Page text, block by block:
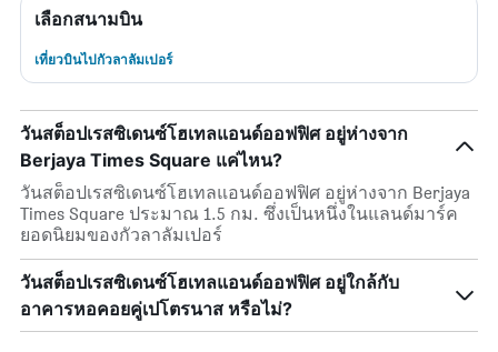
เลือกสนามบิน
เที่ยวบินไปกัวลาลัมเปอร์
วันสต็อปเรสซิเดนซ์โฮเทลแอนด์ออฟฟิศ อยู่ห่างจาก
Berjaya Times Square แค่ไหน?
วันสต็อปเรสซิเดนซ์โฮเทลแอนด์ออฟฟิศ อยู่ห่างจาก Berjaya
Times Square ประมาณ 1.5 กม. ซึ่งเป็นหนึ่งในแลนด์มาร์ค
ยอดนิยมของกัวลาลัมเปอร์
วันสต็อปเรสซิเดนซ์โฮเทลแอนด์ออฟฟิศ อยู่ใกล้กับ
อาคารหอคอยคู่เปโตรนาส หรือไม่?